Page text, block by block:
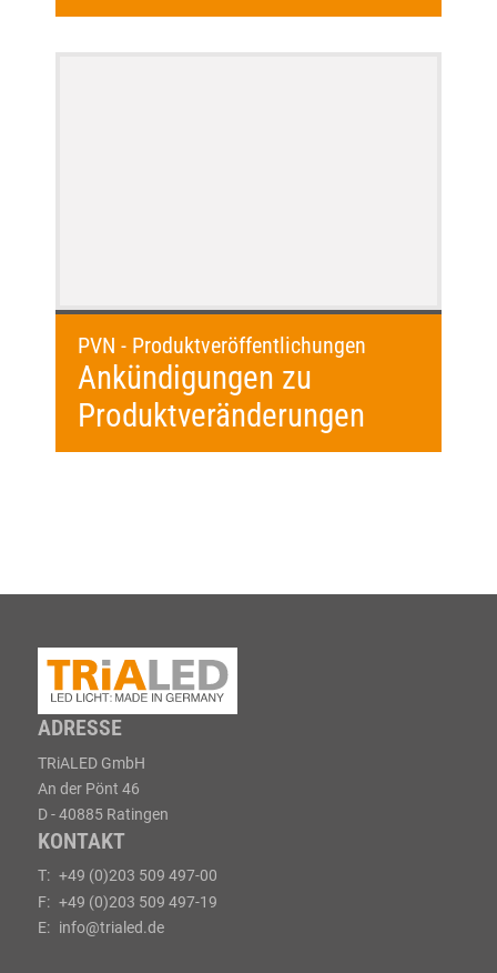
PVN - Produktveröffentlichungen
Ankündigungen zu
Produktveränderungen
ADRESSE
TRiALED GmbH
An der Pönt 46
D - 40885 Ratingen
KONTAKT
T: +49 (0)203 509 497-00
F: +49 (0)203 509 497-19
E: info@trialed.de